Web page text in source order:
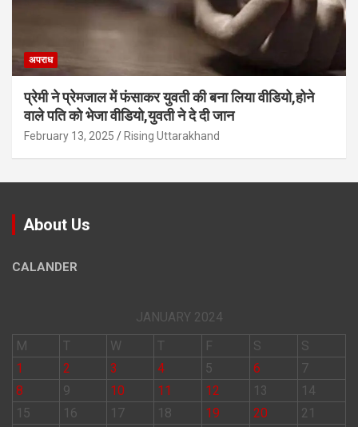
अपराध
प्रेमी ने प्रेमजाल में फंसाकर युवती की बना लिया वीडियो,होने
वाले पत‍ि को भेजा वीड‍ियो,युवती ने दे दी जान
February 13, 2025 Rising Uttarakhand
About Us
CALANDER
JANUARY 2024
M
T W T F S
S
1
2 3 4 5 6
7
8
9 10 11 12 13
14
15
16 17 18 19 20
21